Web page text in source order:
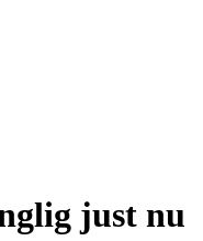
just nu